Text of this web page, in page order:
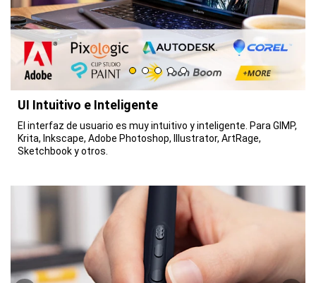
UI Intuitivo e Inteligente
El interfaz de usuario es muy intuitivo y inteligente. Para GIMP,
Krita, Inkscape, Adobe Photoshop, Illustrator, ArtRage,
Sketchbook y otros.